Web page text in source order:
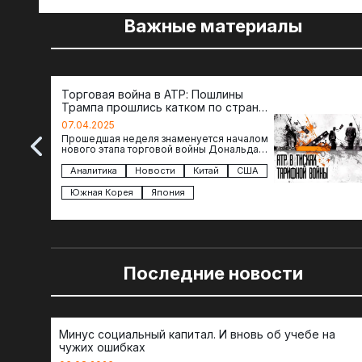
Важные материалы
Торговая война в АТР: Пошлины
Трампа прошлись катком по странам
региона
07.04.2025
Прошедшая неделя знаменуется началом
нового этапа торговой войны Дональда
импорта из более 100 стран…
Аналитика Новости Китай
США
Южная Корея
Япония
Последние новости
Минус социальный капитал. И вновь об учебе на
чужих ошибках